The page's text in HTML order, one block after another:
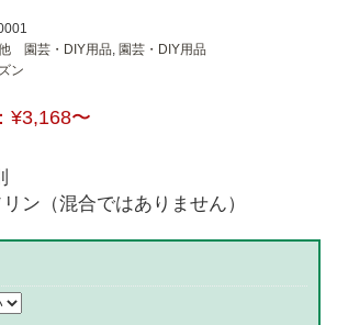
園芸・DIY用品 園芸・DIY用品
ン
¥3,168〜
ン（混合ではありません）